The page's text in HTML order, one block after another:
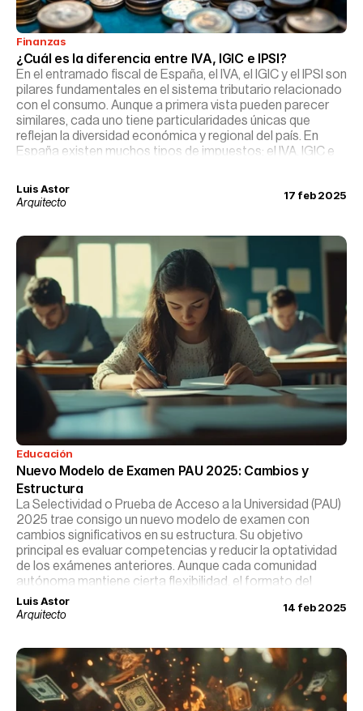
Finanzas
¿Cuál es la diferencia entre IVA, IGIC e IPSI?
En el entramado fiscal de España, el IVA, el IGIC y el IPSI son
pilares fundamentales en el sistema tributario relacionado
con el consumo. Aunque a primera vista pueden parecer
similares, cada uno tiene particularidades únicas que
reflejan la diversidad económica y regional del país. En
España existen muchos tipos de impuestos; el IVA, IGIC e
bienes y servicios.
Luis Astor
Arquitecto
17 feb 2025
Educación
Nuevo Modelo de Examen PAU 2025: Cambios y
Estructura
La Selectividad o Prueba de Acceso a la Universidad (PAU)
2025 trae consigo un nuevo modelo de examen con
cambios significativos en su estructura. Su objetivo
principal es evaluar competencias y reducir la optatividad
de los exámenes anteriores. Aunque cada comunidad
autónoma mantiene cierta flexibilidad, el formato del
examen se estandariza para garantizar equidad y
objetividad.
Luis Astor
Arquitecto
14 feb 2025